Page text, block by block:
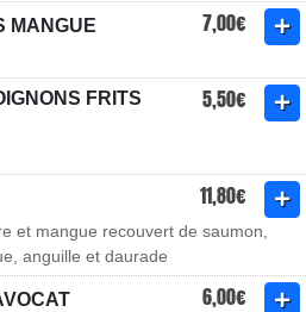
MANGUE 7,00€
FRITS 5,50€
11,80€
et mangue recouvert de saumon,
anguille et daurade
6,00€